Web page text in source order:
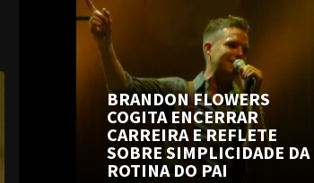
BRANDON FLOWERS
COGITA ENCERRAR
CARREIRA E REFLETE
SOBRE SIMPLICIDADE DA
ROTINA DO PAI